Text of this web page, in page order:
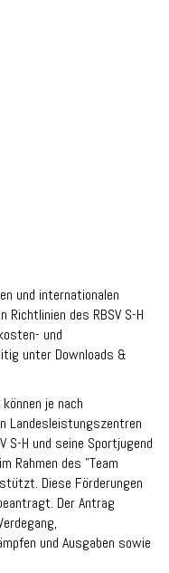
und internationalen
Richtlinien des RBSV S-H
und
unter Downloads &
je nach
Landesleistungszentren
S-H und seine Sportjugend
Rahmen des "Team
Diese Förderungen
Der Antrag
und Ausgaben sowie